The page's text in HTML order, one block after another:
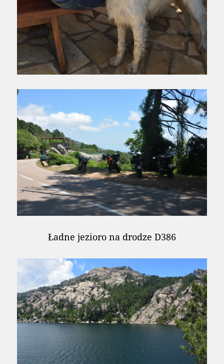
Ładne jezioro na drodze D386